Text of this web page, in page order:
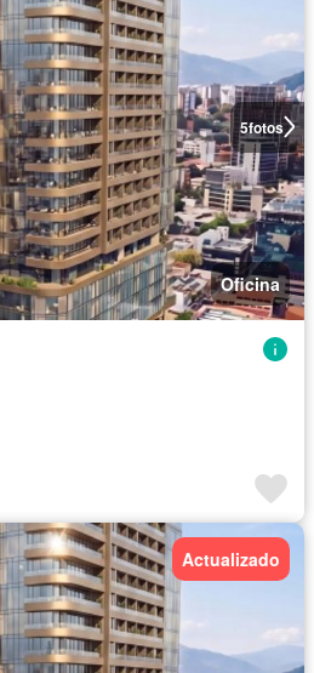
5fotos
Oficina
Actualizado